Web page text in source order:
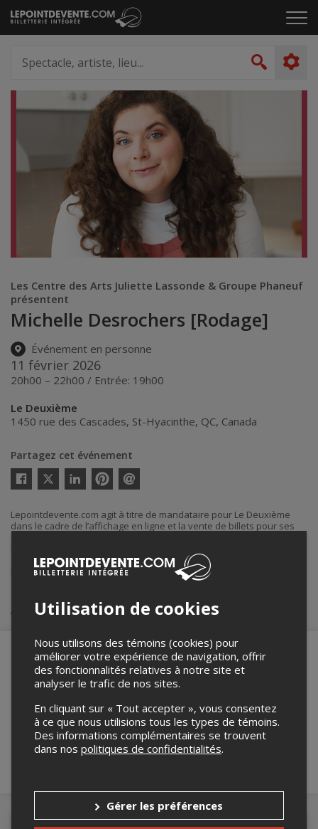
Passer
au
le
artiste,
lieu...
Les Centre des Arts Juliette Lassonde & Groupe Phaneuf
présentent
Michelle Desrochers [Rodage]
Événement en personne
11 février 2026
20h00 – 22h00 / Entrée: 19h00
Le Deuxième
1450 rue des Cascades, St-Hyacinthe, QC, Canada
Partagez cet événement
Twitter
courriel
Lepointdevente.com agit à titre de mandataire pour Le Deuxième
dans le cadre de l’affichage en ligne et la vente de billets pour ses
contacter l’organisateur de l’événement, Le Deuxième, à
billetterie@lezaricot.com.
Achat de billets
Merci de confirmer que vous n'êtes pas un
robot ci-bas.
Utilisation de cookies
Nous utilisons des témoins (cookies) pour
améliorer votre expérience de navigation, offrir
des fonctionnalités relatives à notre site et
analyser le trafic de nos sites.
En cliquant sur « Tout accepter », vous consentez
à ce que nous utilisions tous les types de témoins.
Des informations complémentaires se trouvent
dans nos politiques de confidentialités.
Gérer les préférences